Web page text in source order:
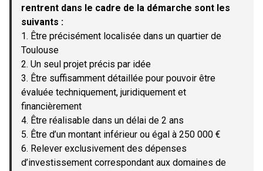
rentrent dans le cadre de la démarche sont les
suivants :
1. Être précisément localisée dans un quartier de
Toulouse
2. Un seul projet précis par idée
3. Être suffisamment détaillée pour pouvoir être
évaluée techniquement, juridiquement et
financièrement
4. Être réalisable dans un délai de 2 ans
5. Être d’un montant inférieur ou égal à 250 000 €
6. Relever exclusivement des dépenses
d’investissement correspondant aux domaines de